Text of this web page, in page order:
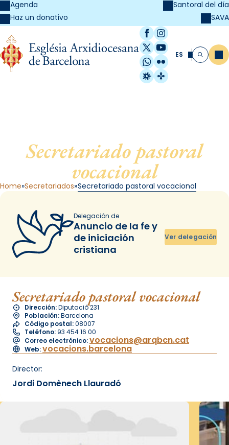
Agenda
Haz un donativo
Santoral del día
SAVA
Facebook
Instagram
X / Twitter
YouTube
WhatsApp
Flickr
Radio Estel
Catalunya
ES Buscar
Secretariado pastoral
vocacional
Home Secretariados Secretariado pastoral vocacional
Delegación de
Anuncio de la fe y
de iniciación
cristiana
Ver delegación
Secretariado pastoral vocacional
Dirección:Diputació 231
Población:Barcelona
Código postal:08007
Teléfono: 93 454 16 00
Correo electrónico:vocacions@arqbcn.cat
Web:vocacions.barcelona
Director:
Jordi Domènech Llauradó